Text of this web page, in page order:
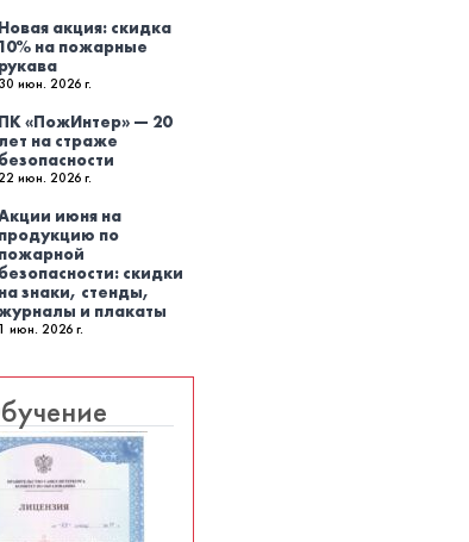
Новая акция: скидка
10% на пожарные
рукава
30 июн. 2026 г.
ПК «ПожИнтер» — 20
на страже
безопасности
июн. 2026 г.
июня на
продукцию по
пожарной
безопасности: скидки
на знаки, стенды,
и плакаты
1 июн. 2026 г.